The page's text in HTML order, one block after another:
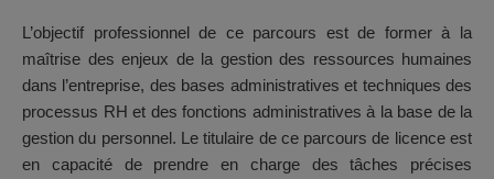
L’objectif professionnel de ce parcours est de former à la
maîtrise des enjeux de la gestion des ressources humaines
dans l’entreprise, des bases administratives et techniques des
processus RH et des fonctions administratives à la base de la
gestion du personnel. Le titulaire de ce parcours de licence est
en capacité de prendre en charge des tâches précises